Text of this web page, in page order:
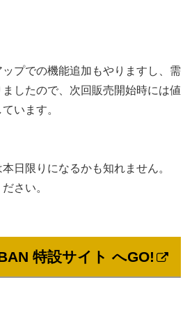
プでの機能追加もやりますし、需
したので、次回販売開始時には値
います。
日限りになるかも知れません。
さい。
特設サイト へGO!